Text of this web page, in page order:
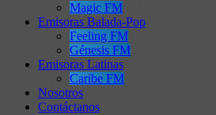
Magic FM
Emisoras Balada-Pop
Feeling FM
Génesis FM
Emisoras Latinas
Caribe FM
Nosotros
Contáctanos